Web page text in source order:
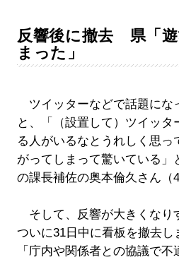
反響後に撤去 県「
まった」
ツイッターなどで話題にな
と、「（設置して）ツイッ
る人がいるなとうれしく思っ
がってしまって驚いている」
の課長補佐の奥本倫久さん（
そして、反響が大きくなり
ついに31日中に看板を撤去し
「庁内や関係者との協議で